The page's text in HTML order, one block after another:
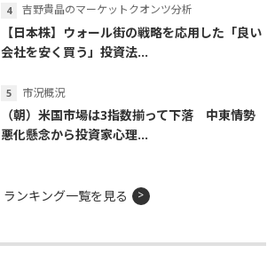
吉野貴晶のマーケットクオンツ分析
【日本株】ウォール街の戦略を応用した「良い
会社を安く買う」投資法...
市況概況
（朝）米国市場は3指数揃って下落 中東情勢
悪化懸念から投資家心理...
ランキング一覧を見る